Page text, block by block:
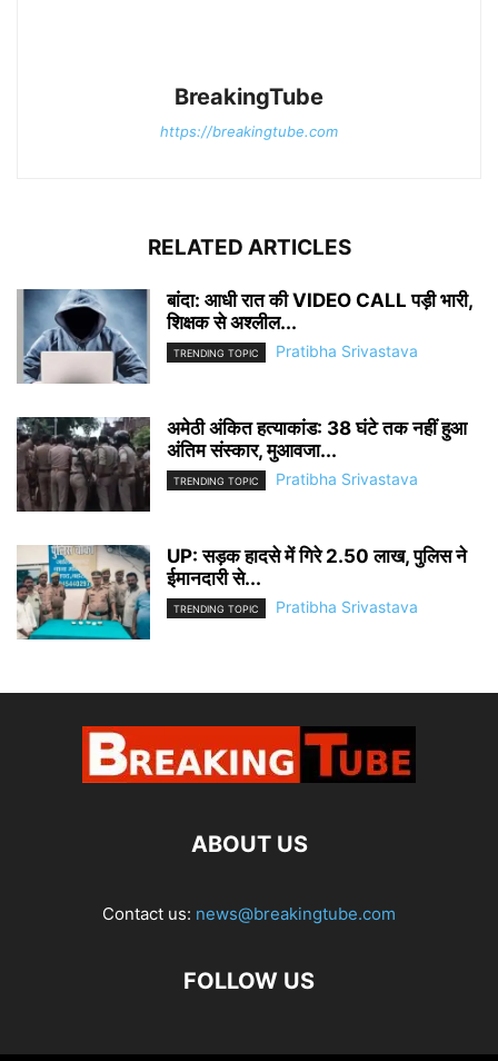
BreakingTube
https://breakingtube.com
RELATED ARTICLES
बांदा: आधी रात की VIDEO CALL पड़ी भारी,
शिक्षक से अश्लील...
TRENDING TOPIC Pratibha Srivastava
अमेठी अंकित हत्याकांड: 38 घंटे तक नहीं हुआ
अंतिम संस्कार, मुआवजा...
TRENDING TOPIC Pratibha Srivastava
UP: सड़क हादसे में गिरे 2.50 लाख, पुलिस ने
ईमानदारी से...
TRENDING TOPIC Pratibha Srivastava
ABOUT US
Contact us: news@breakingtube.com
FOLLOW US